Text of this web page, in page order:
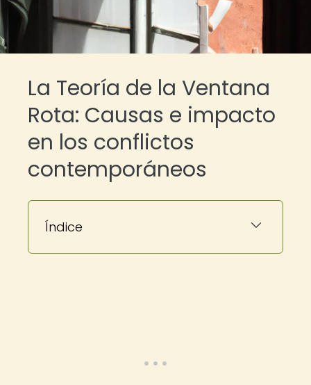
La Teoría de la Ventana
Rota: Causas e impacto
en los conflictos
contemporáneos
Índice